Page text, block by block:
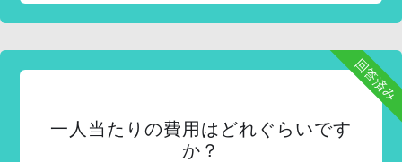
回答済み
一人当たりの費用はどれぐらいです
か？